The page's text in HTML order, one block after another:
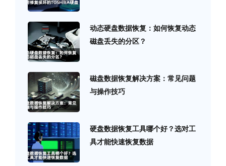
动态硬盘数据恢复：如何恢复动态
磁盘丢失的分区？
磁盘数据恢复解决方案：常见问题
与操作技巧
硬盘数据恢复工具哪个好？选对工
具才能快速恢复数据